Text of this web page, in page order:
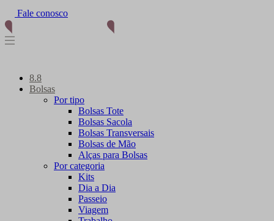
Fale conosco
8.8
Bolsas
Por tipo
Bolsas Tote
Bolsas Sacola
Bolsas Transversais
Bolsas de Mão
Alças para Bolsas
Por categoria
Kits
Dia a Dia
Passeio
Viagem